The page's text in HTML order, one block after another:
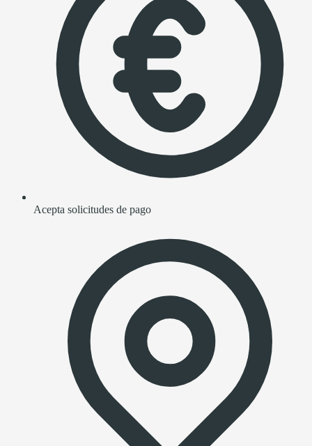
Acepta solicitudes de pago